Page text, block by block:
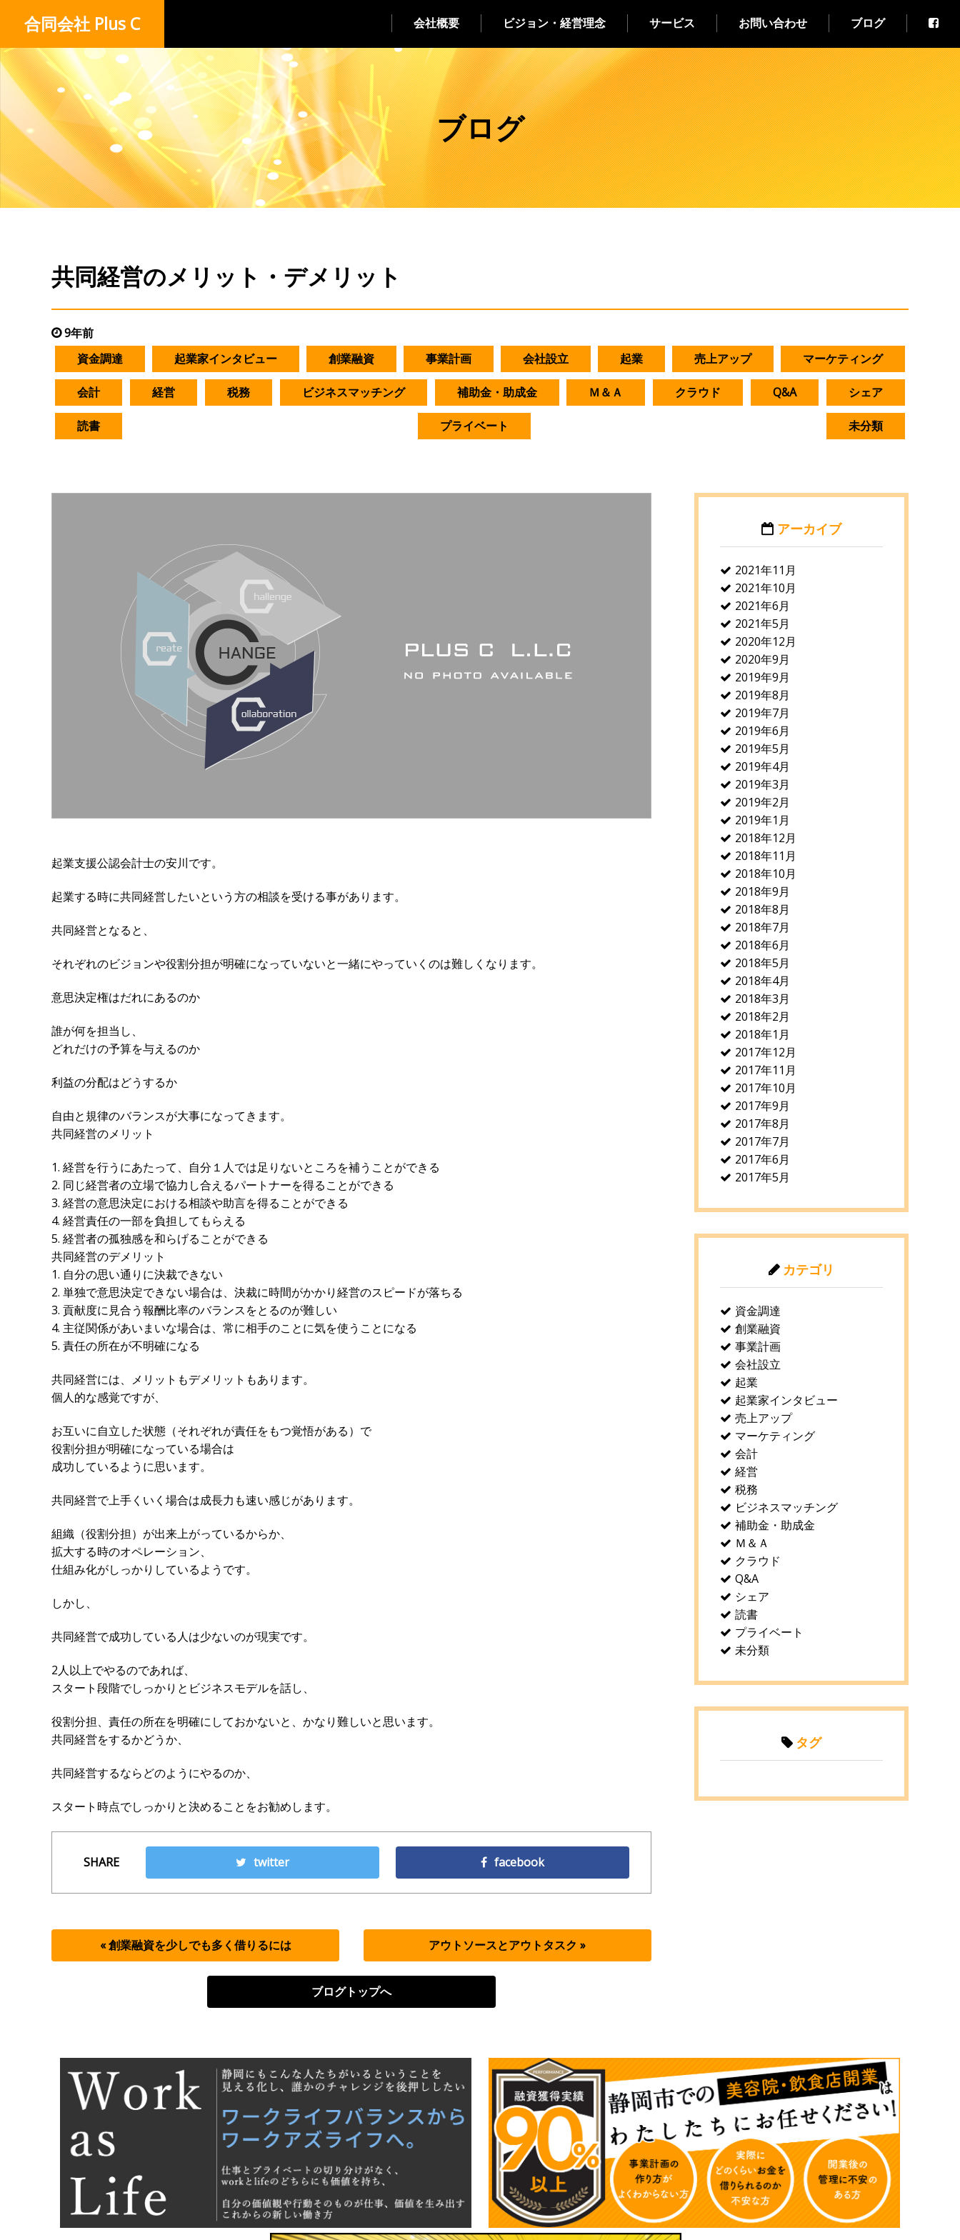
合同会社 Plus C 会社概要 ビジョン・経営理念 サービス お問い合わせ ブログ
ブログ
共同経営のメリット・デメリット
9年前
資金調達
起業家インタビュー 創業融資 事業計画 会社設立 起業 売上アップ マーケティング
会計 経営 税務 ビジネスマッチング 補助金・助成金 Ｍ＆Ａ クラウド Q&A シェア
読書 プライベート 未分類
起業支援公認会計士の安川です。
起業する時に共同経営したいという方の相談を受ける事があります。
共同経営となると、
それぞれのビジョンや役割分担が明確になっていないと一緒にやっていくのは難しくなります。
意思決定権はだれにあるのか
誰が何を担当し、
どれだけの予算を与えるのか
利益の分配はどうするか
自由と規律のバランスが大事になってきます。
共同経営のメリット
1. 経営を行うにあたって、自分１人では足りないところを補うことができる
2. 同じ経営者の立場で協力し合えるパートナーを得ることができる
3. 経営の意思決定における相談や助言を得ることができる
4. 経営責任の一部を負担してもらえる
5. 経営者の孤独感を和らげることができる
共同経営のデメリット
1. 自分の思い通りに決裁できない
2. 単独で意思決定できない場合は、決裁に時間がかかり経営のスピードが落ちる
3. 貢献度に見合う報酬比率のバランスをとるのが難しい
4. 主従関係があいまいな場合は、常に相手のことに気を使うことになる
5. 責任の所在が不明確になる
共同経営には、メリットもデメリットもあります。
個人的な感覚ですが、
お互いに自立した状態（それぞれが責任をもつ覚悟がある）で
役割分担が明確になっている場合は
成功しているように思います。
共同経営で上手くいく場合は成長力も速い感じがあります。
組織（役割分担）が出来上がっているからか、
拡大する時のオペレーション、
仕組み化がしっかりしているようです。
しかし、
共同経営で成功している人は少ないのが現実です。
2人以上でやるのであれば、
スタート段階でしっかりとビジネスモデルを話し、
役割分担、責任の所在を明確にしておかないと、かなり難しいと思います。
共同経営をするかどうか、
共同経営するならどのようにやるのか、
スタート時点でしっかりと決めることをお勧めします。
SHARE twitter facebook
« 創業融資を少しでも多く借りるには アウトソースとアウトタスク »
ブログトップへ
アーカイブ
2021年11月
2021年10月
2021年6月
2021年5月
2020年12月
2020年9月
2019年9月
2019年8月
2019年7月
2019年6月
2019年5月
2019年4月
2019年3月
2019年2月
2019年1月
2018年12月
2018年11月
2018年10月
2018年9月
2018年8月
2018年7月
2018年6月
2018年5月
2018年4月
2018年3月
2018年2月
2018年1月
2017年12月
2017年11月
2017年10月
2017年9月
2017年8月
2017年7月
2017年6月
2017年5月
カテゴリ
資金調達
創業融資
事業計画
会社設立
起業
起業家インタビュー
売上アップ
マーケティング
会計
経営
税務
ビジネスマッチング
補助金・助成金
Ｍ＆Ａ
クラウド
Q&A
シェア
読書
プライベート
未分類
タグ